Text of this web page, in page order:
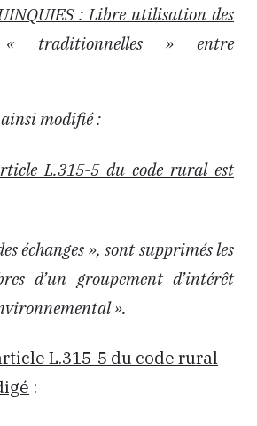
: Libre utilisation des
« traditionnelles » entre
modifié :
L.315-5 du code rural est
échanges », sont supprimés les
d’un groupement d’intérêt
».
L.315-5 du code rural
: